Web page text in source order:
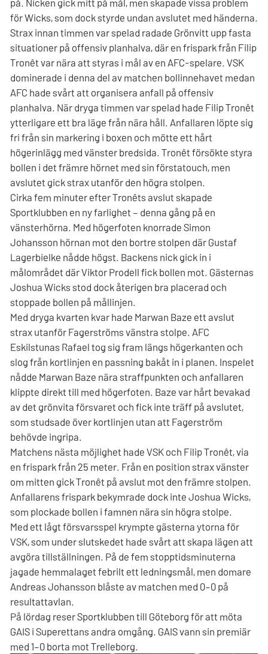
för Wicks, som dock styrde undan avslutet med händerna.
Strax innan timmen var spelad radade Grönvitt upp fasta
situationer på offensiv planhalva, där en frispark från Filip
Tronêt var nära att styras i mål av en AFC-spelare. VSK
dominerade i denna del av matchen bollinnehavet medan
AFC hade svårt att organisera anfall på offensiv
planhalva. När dryga timmen var spelad hade Filip Tronêt
ytterligare ett bra läge från nära håll. Anfallaren löpte sig
fri från sin markering i boxen och mötte ett hårt
högerinlägg med vänster bredsida. Tronêt försökte styra
bollen i det främre hörnet med sin förstatouch, men
avslutet gick strax utanför den högra stolpen.
Cirka fem minuter efter Tronêts avslut skapade
Sportklubben en ny farlighet – denna gång på en
vänsterhörna. Med högerfoten knorrade Simon
Johansson hörnan mot den bortre stolpen där Gustaf
Lagerbielke nådde högst. Backens nick gick in i
målområdet där Viktor Prodell fick bollen mot. Gästernas
Joshua Wicks stod dock återigen bra placerad och
stoppade bollen på mållinjen.
Med dryga kvarten kvar hade Marwan Baze ett avslut
strax utanför Fagerströms vänstra stolpe. AFC
Eskilstunas Rafael tog sig fram längs högerkanten och
slog från kortlinjen en passning bakåt in i planen. Inspelet
nådde Marwan Baze nära straffpunkten och anfallaren
klippte direkt till med högerfoten. Baze var hårt bevakad
av det grönvita försvaret och fick inte träff på avslutet,
som studsade över kortlinjen utan att Fagerström
behövde ingripa.
Matchens nästa möjlighet hade VSK och Filip Tronêt, via
en frispark från 25 meter. Från en position strax vänster
om mitten gick Tronêt på avslut mot den främre stolpen.
Anfallarens frispark bekymrade dock inte Joshua Wicks,
som plockade bollen i famnen nära sin högra stolpe.
Med ett lågt försvarsspel krympte gästerna ytorna för
VSK, som under slutskedet hade svårt att skapa lägen att
avgöra tillställningen. På de fem stopptidsminuterna
jagade hemmalaget febrilt ett ledningsmål, men domare
Andreas Johansson blåste av matchen med 0–0 på
resultattavlan.
På lördag reser Sportklubben till Göteborg för att möta
GAIS i Superettans andra omgång. GAIS vann sin premiär
med 1–0 borta mot Trelleborg.